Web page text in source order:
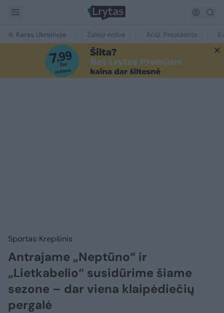
Karas Ukrainoje Žalioji erdvė Ačiū, Prezidente
Sportas Krepšinis
Antrajame „Neptūno“ ir
„Lietkabelio“ susidūrime šiame
sezone – dar viena klaipėdiečių
pergalė